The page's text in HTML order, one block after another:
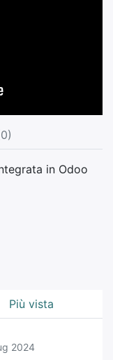
Più vista
2024
0)
in Odoo